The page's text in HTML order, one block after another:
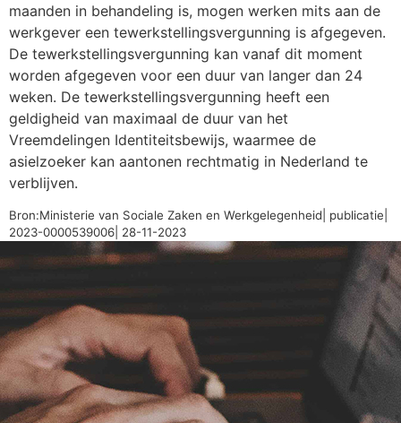
maanden in behandeling is, mogen werken mits aan de
werkgever een tewerkstellingsvergunning is afgegeven.
De tewerkstellingsvergunning kan vanaf dit moment
worden afgegeven voor een duur van langer dan 24
weken. De tewerkstellingsvergunning heeft een
geldigheid van maximaal de duur van het
Vreemdelingen Identiteitsbewijs, waarmee de
asielzoeker kan aantonen rechtmatig in Nederland te
verblijven.
Bron:Ministerie van Sociale Zaken en Werkgelegenheid| publicatie|
2023-0000539006| 28-11-2023